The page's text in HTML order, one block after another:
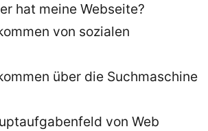
hat meine Webseite?
von sozialen
über die Suchmaschine
von Web